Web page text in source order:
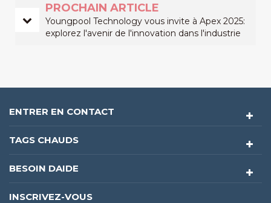
PROCHAIN ARTICLE
Youngpool Technology vous invite à Apex 2025:
explorez l'avenir de l'innovation dans l'industrie
ENTRER EN CONTACT
TAGS CHAUDS
BESOIN DAIDE
INSCRIVEZ-VOUS